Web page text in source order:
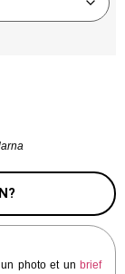
photo et un brief